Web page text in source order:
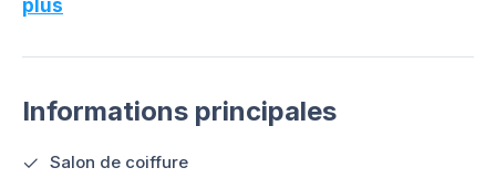
plus
Informations principales
Salon de coiffure